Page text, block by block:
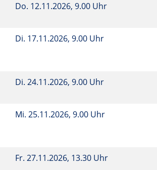
Do. 12.11.2026, 9.00 Uhr
Di. 17.11.2026, 9.00 Uhr
Di. 24.11.2026, 9.00 Uhr
Mi. 25.11.2026, 9.00 Uhr
Fr. 27.11.2026, 13.30 Uhr